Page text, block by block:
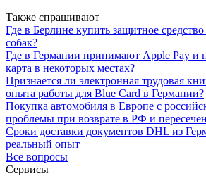
Также спрашивают
Где в Берлине купить защитное
собак?
Где в Германии принимают Apple Pay и
карта в некоторых местах?
Признается ли электронная трудовая
опыта работы для Blue Card в Германии?
Покупка автомобиля в Европе с
проблемы при возврате в РФ и
Сроки доставки документов DHL из
реальный опыт
Все вопросы
Сервисы